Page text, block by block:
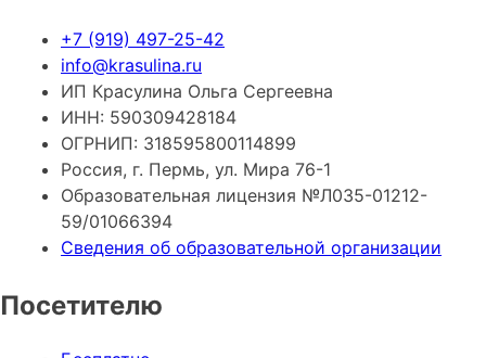
+7 (919) 497-25-42
info@krasulina.ru
ИП Красулина Ольга Сергеевна
ИНН: 590309428184
ОГРНИП: 318595800114899
Россия, г. Пермь, ул. Мира 76-1
Образовательная лицензия №Л035-01212-
59/01066394
Сведения об образовательной организации
Посетителю